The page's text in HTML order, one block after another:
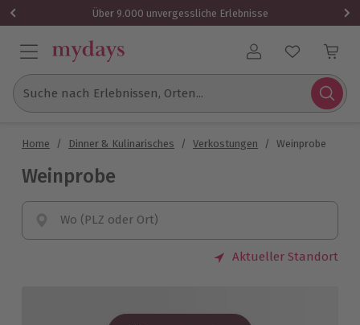
Über 9.000 unvergessliche Erlebnisse
Benutzerkonto
Suche nach Erlebnissen, Orten...
Home / Dinner & Kulinarisches / Verkostungen / Weinprobe
Weinprobe
Wo (PLZ oder Ort)
Aktueller Standort